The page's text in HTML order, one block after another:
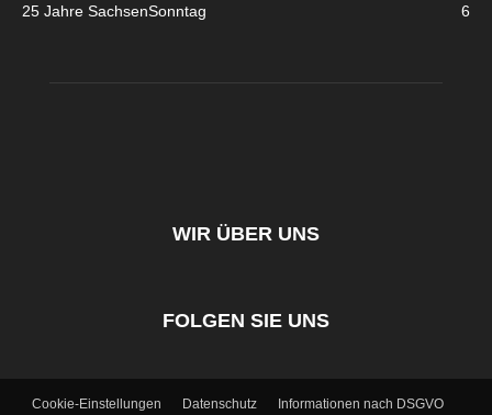
25 Jahre SachsenSonntag
6
WIR ÜBER UNS
FOLGEN SIE UNS
Cookie-Einstellungen Datenschutz Informationen nach DSGVO